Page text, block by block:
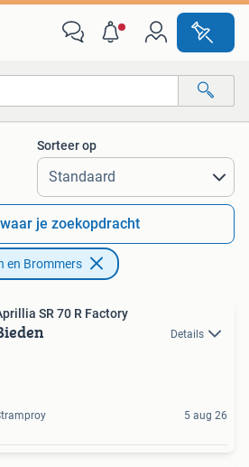
afstanden…
Sorteer op
je zoekopdracht
en Brommers
SR 70 R Factory
Details
5 aug 26